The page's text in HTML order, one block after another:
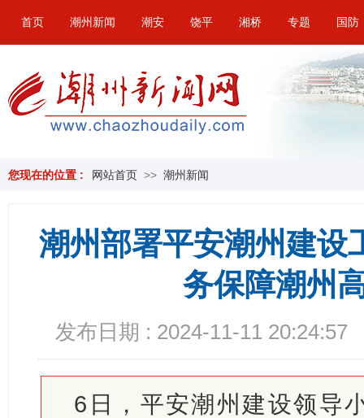
首页 潮州新闻 潮安 饶平 湘桥 专题 国防
您现在的位置 : 网站首页 >> 潮州新闻
潮州部署平安潮州建设
务保障潮州
发布日期 : 2024-11-11 20:24:57
6日，平安潮州建设领导